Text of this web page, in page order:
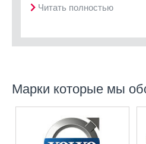
Читать полностью
Марки которые мы